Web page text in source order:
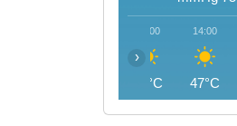
14:00
47°C
15:00
47°C
‹